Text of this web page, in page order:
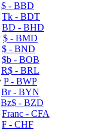
$ - BBD
Tk - BDT
BD - BHD
$ - BMD
$ - BND
$b - BOB
R$ - BRL
P- BWP
Br- BYN
Bz$ - BZD
Franc - CFA
₣ - CHF